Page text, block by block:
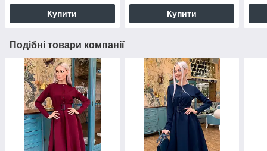
Купити Купити
Подібні товари компанії